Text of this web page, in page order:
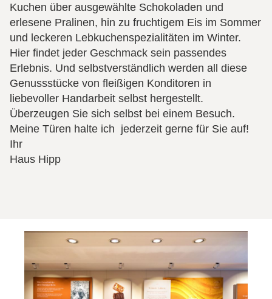
Kuchen über ausgewählte Schokoladen und
erlesene Pralinen, hin zu fruchtigem Eis im Sommer
und leckeren Lebkuchenspezialitäten im Winter.
Hier findet jeder Geschmack sein passendes
Erlebnis. Und selbstverständlich werden all diese
Genussstücke von fleißigen Konditoren in
liebevoller Handarbeit selbst hergestellt.
Überzeugen Sie sich selbst bei einem Besuch.
Meine Türen halte ich jederzeit gerne für Sie auf!
Ihr
Haus Hipp